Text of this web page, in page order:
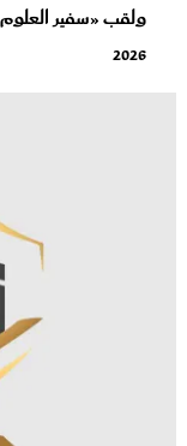
ولقب «سفير العلوم
2026